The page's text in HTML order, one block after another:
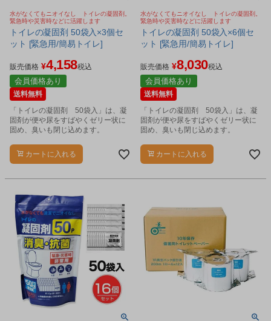
水がなくてもニオイなし トイレの凝固剤。
緊急時や災害時などに活躍します
トイレの凝固剤 50袋入×3個セ
ット [緊急用/簡易トイレ]
販売価格 ¥4,158税込
会員価格あり
送料無料
「トイレの凝固剤 50袋入」は、凝
固剤が便や尿をすばやくゼリー状に
固め、臭いも閉じ込めます。
カートに入れる
水がなくてもニオイなし トイレの凝固剤。
緊急時や災害時などに活躍します
トイレの凝固剤 50袋入×6個セ
ット [緊急用/簡易トイレ]
販売価格 ¥8,030税込
会員価格あり
送料無料
「トイレの凝固剤 50袋入」は、凝
固剤が便や尿をすばやくゼリー状に
固め、臭いも閉じ込めます。
カートに入れる